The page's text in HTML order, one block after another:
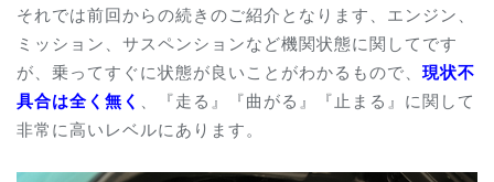
それでは前回からの続きのご紹介となります、エンジン、
ミッション、サスペンションなど機関状態に関してです
が、乗ってすぐに状態が良いことがわかるもので、 現状不
具合は全く無く
、『走る』『曲がる』『止まる』に関して
非常に高いレベルにあります。